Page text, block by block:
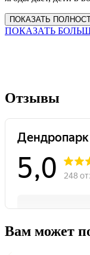
ПОКАЗАТЬ
ПОКАЗАТЬ
Отзывы
Вам может